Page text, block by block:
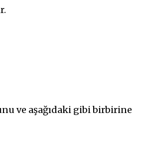
ve aşağıdaki gibi birbirine